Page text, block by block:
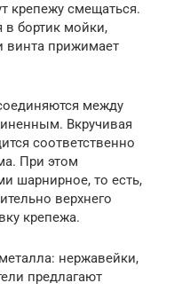
крепежу смещаться.
в бортик мойки,
винта прижимает
между
Вкручивая
соответственно
При этом
шарнирное, то есть,
верхнего
крепежа.
нержавейки,
предлагают